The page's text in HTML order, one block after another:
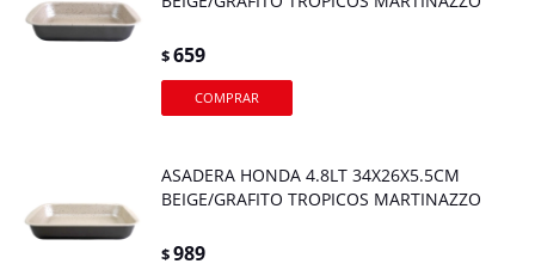
$659
ASADERA HONDA 4.8LT 34X26X5.5CM
BEIGE/GRAFITO TROPICOS MARTINAZZO
$989